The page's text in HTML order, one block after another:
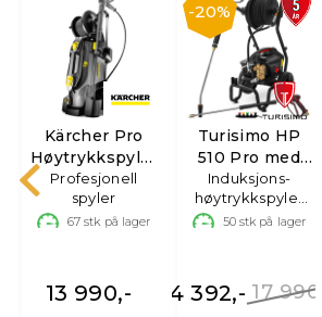
Kärcher Pro
Høytrykkspyler
HD 5/15 CX
Profesjonell
spyler
67 stk på lager
13 990,-
20%
Turisimo HP
510 Pro med
tralle &
trommel
Induksjons-
høytrykkspyler
15m slange
50stk på lager
17 990,-
14 392,-